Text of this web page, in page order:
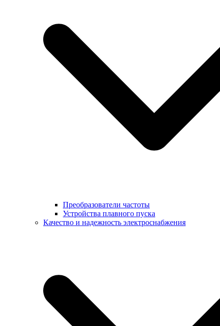
Преобразователи частоты
Устройства плавного пуска
Качество и надежность электроснабжения